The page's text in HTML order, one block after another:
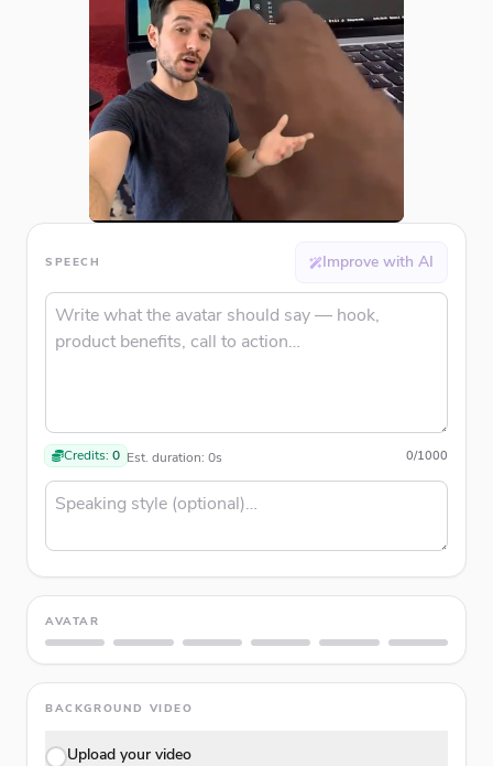
SPEECH Improve with AI
Credits: 0 Est. duration: 0s 0/1000
AVATAR
BACKGROUND VIDEO
Upload your video